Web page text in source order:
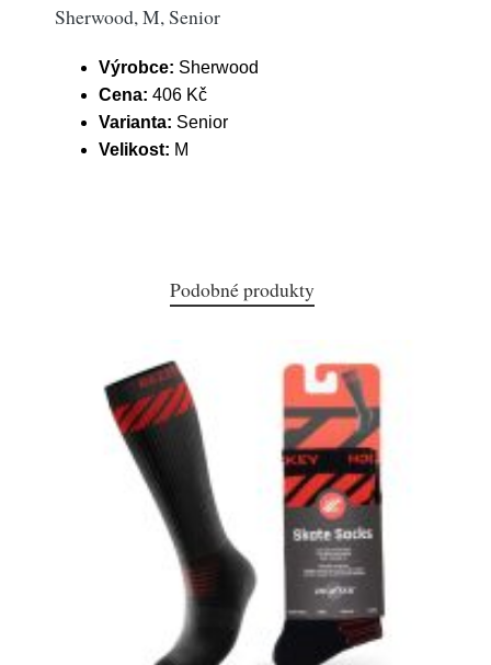
Sherwood, M, Senior
Výrobce: Sherwood
Cena: 406 Kč
Varianta: Senior
Velikost: M
Podobné produkty